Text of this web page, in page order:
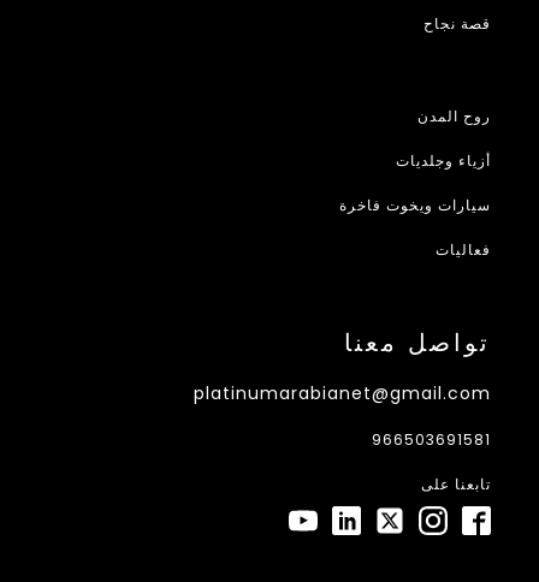
قصة نجاح
روح المدن
أزياء وجلديات
سيارات ويخوت فاخرة
فعاليات
تواصل معنا
platinumarabianet@gmail.com
966503691581
تابعنا على